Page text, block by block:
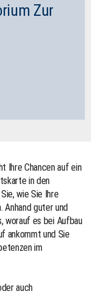
Zur
Ihre Chancen auf ein
in den
wie Sie Ihre
Anhand guter und
worauf es bei Aufbau
ankommt und Sie
im
auch